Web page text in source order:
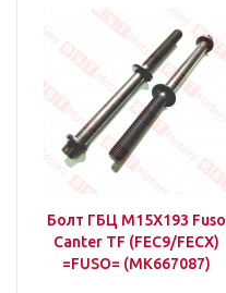
Болт ГБЦ M15X193 Fuso
Canter TF (FEC9/FECX)
=FUSO= (MK667087)